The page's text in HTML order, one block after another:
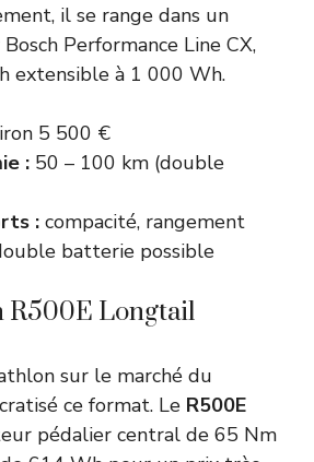
il se range dans un
Performance Line CX,
extensible à 1 000 Wh.
5 500 €
: 50 – 100 km (double
: compacité, rangement
batterie possible
R500E Longtail
sur le marché du
ce format. Le R500E
pédalier central de 65 Nm